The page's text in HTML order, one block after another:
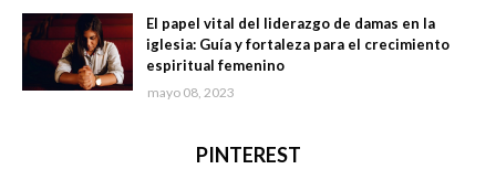
El papel vital del liderazgo de damas en la
iglesia: Guía y fortaleza para el crecimiento
espiritual femenino
mayo 08, 2023
PINTEREST